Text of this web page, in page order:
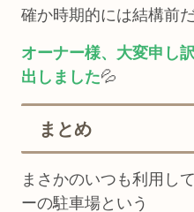
確か時期的には結構前
オーナー様、大変申し
出しました💦
まとめ
まさかのいつも利用し
ーの駐車場という